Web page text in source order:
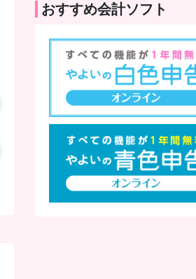
2026/02/01おすすめ会計ソフト